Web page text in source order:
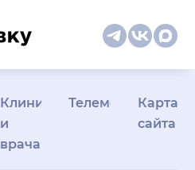
Клиникам
и
врачам
Телемедицина
Карта
сайта